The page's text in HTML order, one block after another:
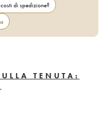
di spedizione?
TENUTA: